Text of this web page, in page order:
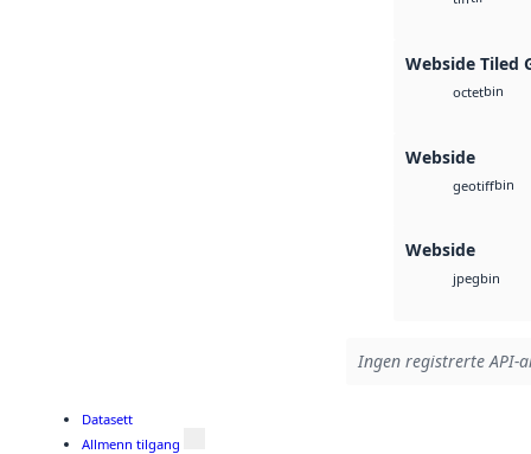
Webside Tiled
octetbin
Webside
geotiffbin
Webside
jpegbin
Ingen registrerte API-
Datasett
Allmenn tilgang